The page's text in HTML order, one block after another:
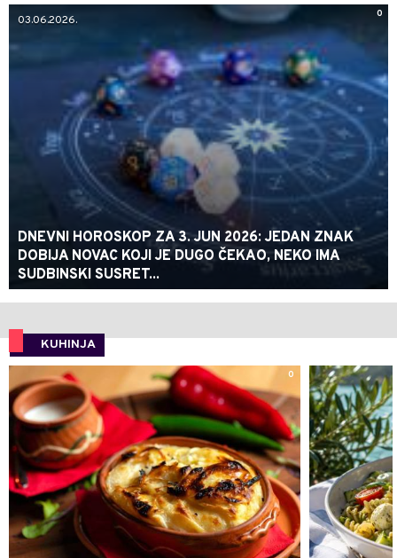
0
03.06.2026.
DNEVNI HOROSKOP ZA 3. JUN 2026: JEDAN ZNAK
DOBIJA NOVAC KOJI JE DUGO ČEKAO, NEKO IMA
SUDBINSKI SUSRET...
KUHINJA
0